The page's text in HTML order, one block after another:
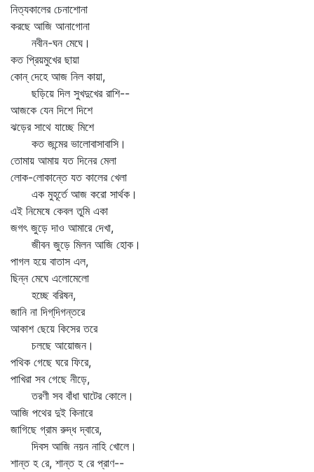
নিত্যকালের চেনাশোনা
করছে আজি আনাগোনা
নবীন-ঘন মেঘে।
কত প্রিয়মুখের ছায়া
কোন্‌ দেহে আজ নিল কায়া,
ছড়িয়ে দিল সুখদুখের রাশি--
আজকে যেন দিশে দিশে
ঝড়ের সাথে যাচ্ছে মিশে
কত জন্মের ভালোবাসাবাসি।
তোমায় আমায় যত দিনের মেলা
লোক-লোকান্তে যত কালের খেলা
এক মুহূর্তে আজ করো সার্থক।
এই নিমেষে কেবল তুমি একা
জগৎ জুড়ে দাও আমারে দেখা,
জীবন জুড়ে মিলন আজি হোক।
পাগল হয়ে বাতাস এল,
ছিন্ন মেঘে এলোমেলো
হচ্ছে বরিষন,
জানি না দিগ্‌দিগন্তরে
আকাশ ছেয়ে কিসের তরে
চলছে আয়োজন।
পথিক গেছে ঘরে ফিরে,
পাখিরা সব গেছে নীড়ে,
তরণী সব বাঁধা ঘাটের কোলে।
আজি পথের দুই কিনারে
জাগিছে গ্রাম রুদ্ধ দ্বারে,
দিবস আজি নয়ন নাহি খোলে।
শান্ত হ রে, শান্ত হ রে প্রাণ--